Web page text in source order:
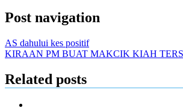
Post navigation
AS dahului kes positif
KIRAAN PM BUAT MAKCIK KIAH
Related posts